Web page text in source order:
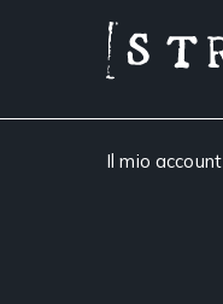
Il mio account